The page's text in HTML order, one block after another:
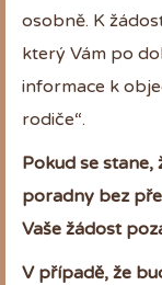
osobně. K
který Vám po
informace k
rodiče“.
Pokud se stane,
poradny bez
Vaše žádost
V případě, že